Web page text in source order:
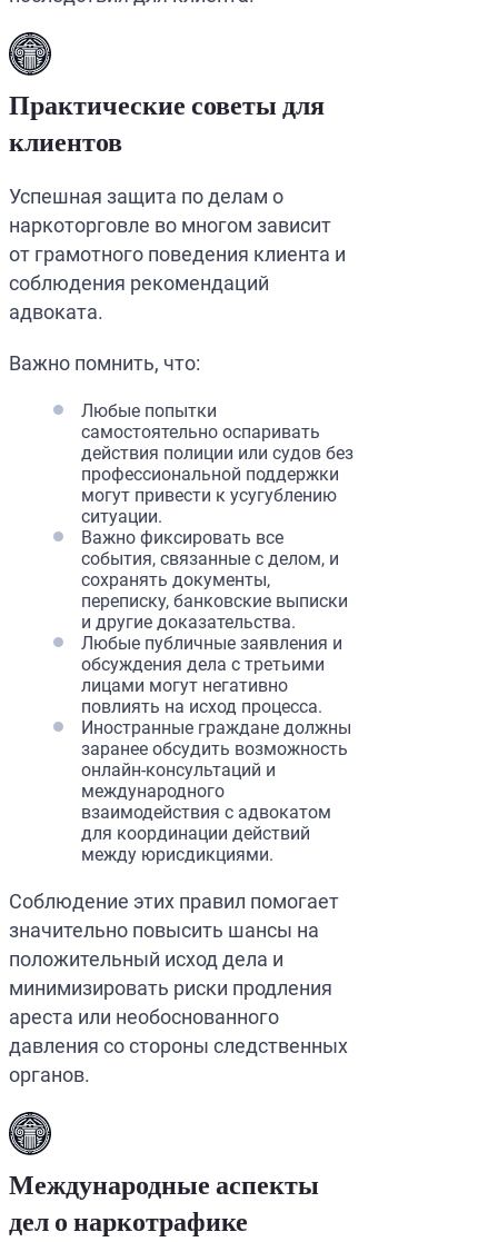
Практические советы для
клиентов
Успешная защита по делам о
наркоторговле во многом зависит
от грамотного поведения клиента и
соблюдения рекомендаций
адвоката.
Важно помнить, что:
Любые попытки
самостоятельно оспаривать
действия полиции или судов без
профессиональной поддержки
могут привести к усугублению
ситуации.
Важно фиксировать все
события, связанные с делом, и
сохранять документы,
переписку, банковские выписки
и другие доказательства.
Любые публичные заявления и
обсуждения дела с третьими
лицами могут негативно
повлиять на исход процесса.
Иностранные граждане должны
заранее обсудить возможность
онлайн-консультаций и
международного
взаимодействия с адвокатом
для координации действий
между юрисдикциями.
Соблюдение этих правил помогает
значительно повысить шансы на
положительный исход дела и
минимизировать риски продления
ареста или необоснованного
давления со стороны следственных
органов.
Международные аспекты
дел о наркотрафике